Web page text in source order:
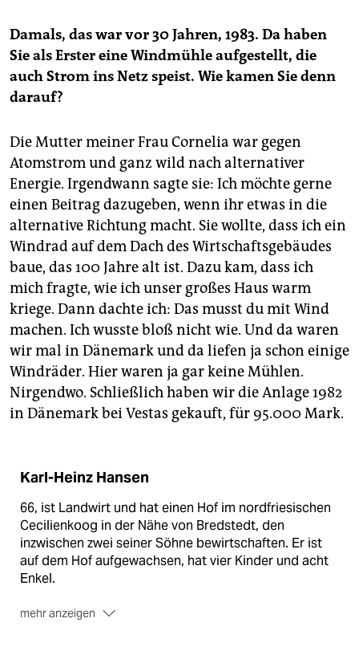
Damals, das war vor 30 Jahren, 1983. Da haben
Sie als Erster eine Windmühle aufgestellt, die
auch Strom ins Netz speist. Wie kamen Sie denn
darauf?
Die Mutter meiner Frau Cornelia war gegen
Atomstrom und ganz wild nach alternativer
Energie. Irgendwann sagte sie: Ich möchte gerne
einen Beitrag dazugeben, wenn ihr etwas in die
alternative Richtung macht. Sie wollte, dass ich ein
Windrad auf dem Dach des Wirtschaftsgebäudes
baue, das 100 Jahre alt ist. Dazu kam, dass ich
mich fragte, wie ich unser großes Haus warm
kriege. Dann dachte ich: Das musst du mit Wind
machen. Ich wusste bloß nicht wie. Und da waren
wir mal in Dänemark und da liefen ja schon einige
Windräder. Hier waren ja gar keine Mühlen.
Nirgendwo. Schließlich haben wir die Anlage 1982
in Dänemark bei Vestas gekauft, für 95.000 Mark.
Karl-Heinz Hansen
66, ist Landwirt und hat einen Hof im nordfriesischen
Cecilienkoog in der Nähe von Bredstedt, den
inzwischen zwei seiner Söhne bewirtschaften. Er ist
auf dem Hof aufgewachsen, hat vier Kinder und acht
Enkel.
mehr anzeigen